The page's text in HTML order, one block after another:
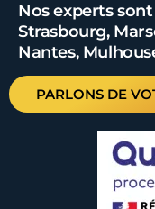
Nos experts
Strasbourg,
Nantes,
PARLONS DE